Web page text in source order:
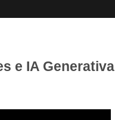
e IA Generativa